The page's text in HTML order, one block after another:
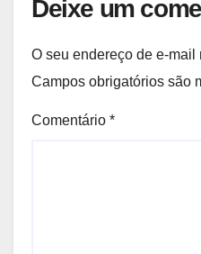
Deixe um
O seu endereço de e-mail
Campos obrigatórios são
Comentário *